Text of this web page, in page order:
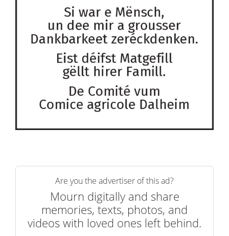
Are you the advertiser of this ad?
Mourn digitally and share
memories, texts, photos, and
videos with loved ones left behind.